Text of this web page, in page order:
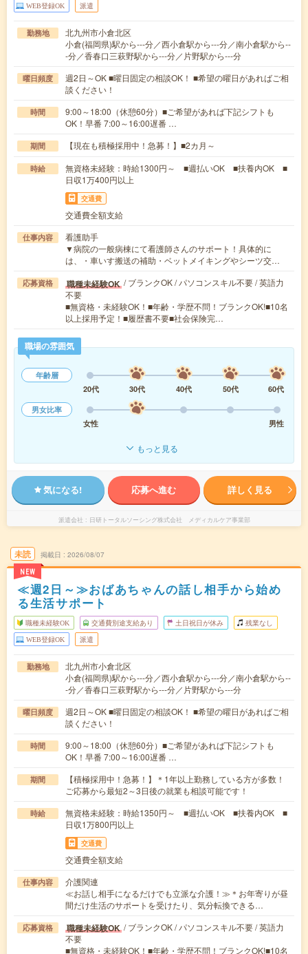
WEB登録OK 派遣
勤務地
北九州市小倉北区
小倉(福岡県)駅から---分／西小倉駅から---分／南小倉駅から--
-分／香春口三萩野駅から---分／片野駅から---分
曜日頻度
週2日～OK ■曜日固定の相談OK！ ■希望の曜日があればご相
談ください！
時間
9:00～18:00（休憩60分）■ご希望があれば下記シフトも
OK！早番 7:00～16:00遅番 …
期間 【現在も積極採用中！急募！】■2カ月～
時給
無資格未経験：時給1300円～ ■週払いOK ■扶養内OK ■
日収1万400円以上
交通費
交通費全額支給
仕事内容
看護助手
▼病院の一般病棟にて看護師さんのサポート！具体的に
は、・車いす搬送の補助・ベットメイキングやシーツ交…
応募資格 職種未経験OK / ブランクOK / パソコンスキル不要 / 英語力
不要
■無資格・未経験OK！■年齢・学歴不問！ブランクOK!■10名
以上採用予定！■履歴書不要■社会保険完…
職場の雰囲気
年齢層
20代
30代 40代 50代
60代
男女比率
女性
男性
もっと見る
気になる! 応募へ進む 詳しく見る
派遣会社 日研トータルソーシング株式会社 メディカルケア事業部
未読
NEW
掲載日 2026/08/07
≪週2日～≫おばあちゃんの話し相手から始め
る生活サポート
職種未経験OK 交通費別途支給あり 土日祝日が休み 残業なし
WEB登録OK 派遣
勤務地
北九州市小倉北区
小倉(福岡県)駅から---分／西小倉駅から---分／南小倉駅から--
-分／香春口三萩野駅から---分／片野駅から---分
曜日頻度
週2日～OK ■曜日固定の相談OK！ ■希望の曜日があればご相
談ください！
時間
9:00～18:00（休憩60分）■ご希望があれば下記シフトも
OK！早番 7:00～16:00遅番 …
期間
【積極採用中！急募！】＊1年以上勤務している方が多数！
ご応募から最短2～3日後の就業も相談可能です！
時給
無資格未経験：時給1350円～ ■週払いOK ■扶養内OK ■
日収1万800円以上
交通費
交通費全額支給
仕事内容
介護関連
≪お話し相手になるだけでも立派な介護！≫＊お年寄りが昼
間だけ生活のサポートを受けたり、気分転換できる…
応募資格 職種未経験OK / ブランクOK / パソコンスキル不要 / 英語力
不要
■無資格・未経験OK！■年齢・学歴不問！ブランクOK!■10名